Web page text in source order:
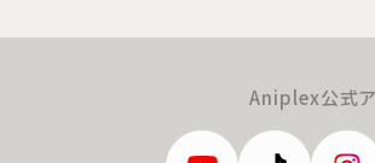
Aniplex公式ア